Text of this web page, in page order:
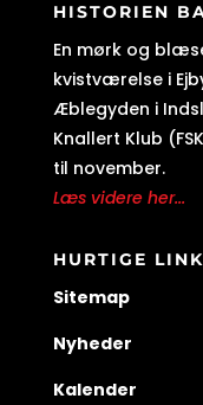
HISTORIEN
En mørk og
kvistværelse i
Æblegyden i
Knallert Klub
til november.
Læs videre her...
HURTIGE
Sitemap
Nyheder
Kalender